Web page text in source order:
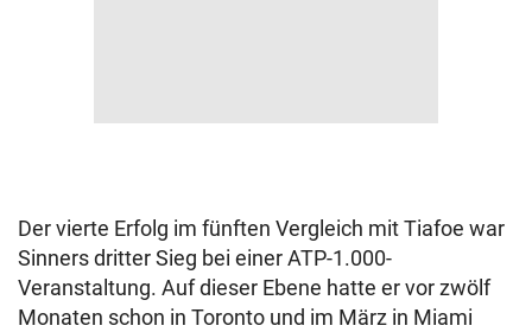
Der vierte Erfolg im fünften Vergleich mit Tiafoe war
Sinners dritter Sieg bei einer ATP-1.000-
Veranstaltung. Auf dieser Ebene hatte er vor zwölf
Monaten schon in Toronto und im März in Miami